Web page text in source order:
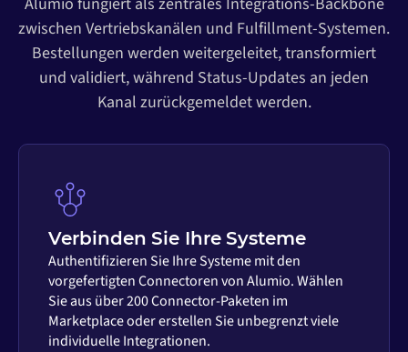
zwischen Vertriebskanälen und Fulfillment-Systemen.
Bestellungen werden weitergeleitet, transformiert
und validiert, während Status-Updates an jeden
Kanal zurückgemeldet werden.
Verbinden Sie Ihre Systeme
Authentifizieren Sie Ihre Systeme mit den
vorgefertigten Connectoren von Alumio. Wählen
Sie aus über 200 Connector-Paketen im
Marketplace oder erstellen Sie unbegrenzt viele
individuelle Integrationen.